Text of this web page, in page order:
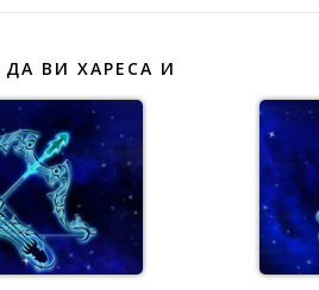
ВИ ХАРЕСА И